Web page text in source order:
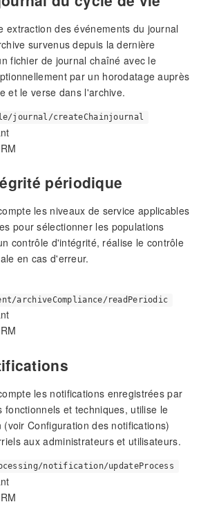
extraction des événements du journal
survenus depuis la dernière
fichier de journal chaîné avec le
par un horodatage auprès
et le verse dans l'archive.
journal/createChainjournal
périodique
les niveaux de service applicables
pour sélectionner les populations
contrôle d'intégrité, réalise le contrôle
en cas d'erreur.
archiveCompliance/readPeriodic
les notifications enregistrées par
fonctionnels et techniques, utilise le
Configuration des notifications)
aux administrateurs et utilisateurs.
notification/updateProcess